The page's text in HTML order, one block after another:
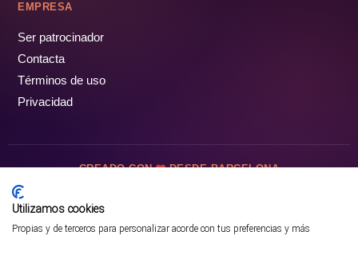
EMPRESA
Ser patrocinador
Contacta
Términos de uso
Privacidad
CREADO CON DESDE BARCELONA
Utilizamos cookies
Propias y de terceros para personalizar acorde con tus preferencias y más